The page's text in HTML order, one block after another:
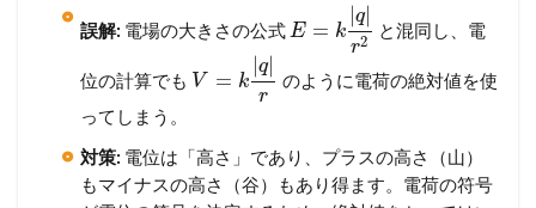
誤解: 電場の大きさの公式E = k
|q|
r2
と混同し、電
位の計算でも V = k
|q|
r
のように電荷の絶対値を使
ってしまう。
対策: 電位は「高さ」であり、プラスの高さ（山）
もマイナスの高さ（谷）もあり得ます。電荷の符号